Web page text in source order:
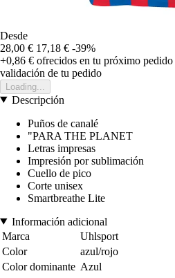
Desde
28,00 € 17,18 € -39%
+0,86 € ofrecidos en tu próximo pedido
validación de tu pedido
Loading...
Descripción
Puños de canalé
"PARA THE PLANET
Letras impresas
Impresión por sublimación
Cuello de pico
Corte unisex
Smartbreathe Lite
Información adicional
Marca
Uhlsport
Color
azul/rojo
Color dominante Azul